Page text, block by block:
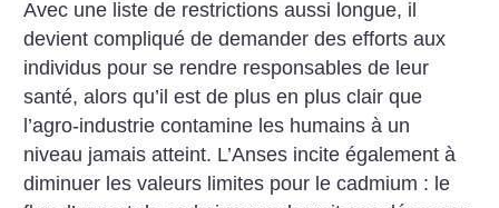
Avec une liste de restrictions aussi longue, il
devient compliqué de demander des efforts aux
individus pour se rendre responsables de leur
santé, alors qu’il est de plus en plus clair que
l’agro-industrie contamine les humains à un
niveau jamais atteint. L’Anses incite également à
diminuer les valeurs limites pour le cadmium : le